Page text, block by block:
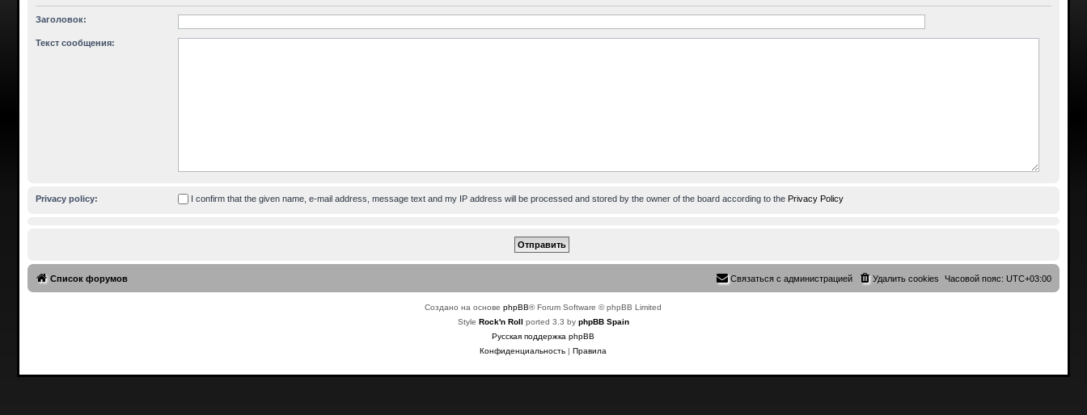
Заголовок:
Текст сообщения:
Privacy policy: I confirm that the given name, e-mail address, message text and my IP address will be processed and stored by the owner of the board according to the Privacy Policy
Список форумов Часовой пояс:UTC+03:00
Удалить cookies
Связаться с администрацией
Создано на основеphpBB® Forum Software © phpBB Limited
Style Rock'n Roll ported 3.3 by phpBB Spain
Русская поддержка phpBB
Конфиденциальность |Правила